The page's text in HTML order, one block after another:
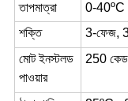
তাপমাত্রা
0-40ºC
শক্তি
3-ফেজ,
মোট ইনস্টলড
পাওয়ার
250